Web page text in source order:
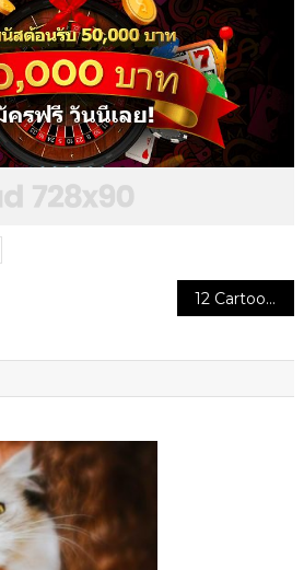
12 Cartoons Your Mom Shouldn’t Let You Watch When You Were Young